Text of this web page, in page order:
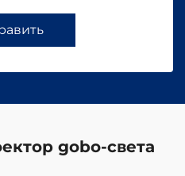
gobo-света